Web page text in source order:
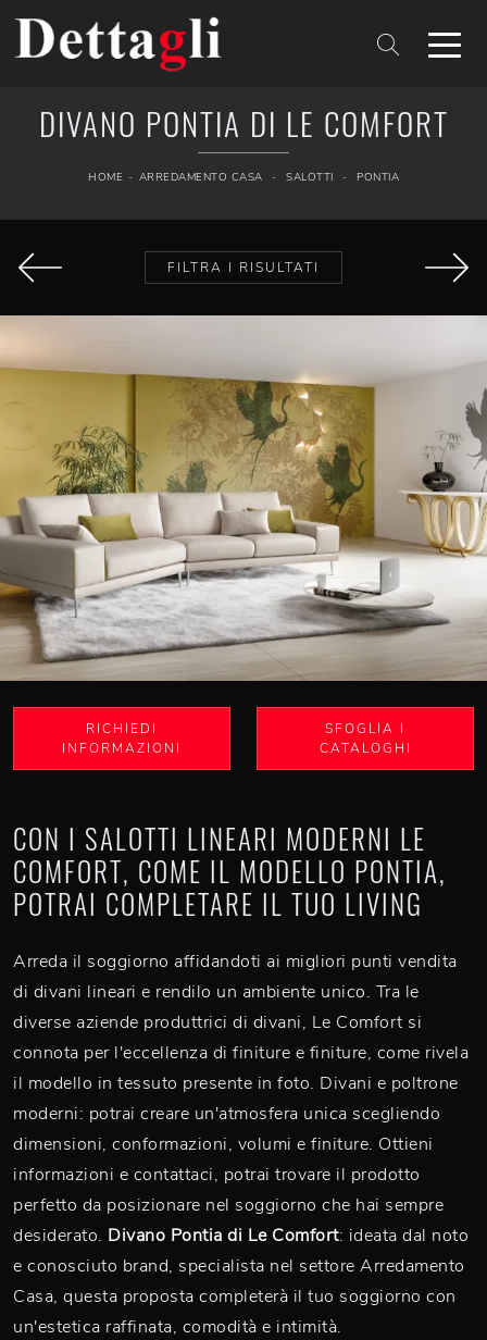
DIVANO PONTIA DI LE COMFORT
HOME - ARREDAMENTO CASA - SALOTTI - PONTIA
FILTRA I RISULTATI
RICHIEDI
INFORMAZIONI
SFOGLIA I
CATALOGHI
CON I SALOTTI LINEARI MODERNI LE
COMFORT, COME IL MODELLO PONTIA,
POTRAI COMPLETARE IL TUO LIVING
Arreda il soggiorno affidandoti ai migliori punti vendita
di divani lineari e rendilo un ambiente unico. Tra le
diverse aziende produttrici di divani, Le Comfort si
connota per l'eccellenza di finiture e finiture, come rivela
il modello in tessuto presente in foto. Divani e poltrone
moderni: potrai creare un'atmosfera unica scegliendo
dimensioni, conformazioni, volumi e finiture. Ottieni
informazioni e contattaci, potrai trovare il prodotto
perfetto da posizionare nel soggiorno che hai sempre
desiderato. Divano Pontia di Le Comfort: ideata dal noto
e conosciuto brand, specialista nel settore Arredamento
Casa, questa proposta completerà il tuo soggiorno con
un'estetica raffinata, comodità e intimità.